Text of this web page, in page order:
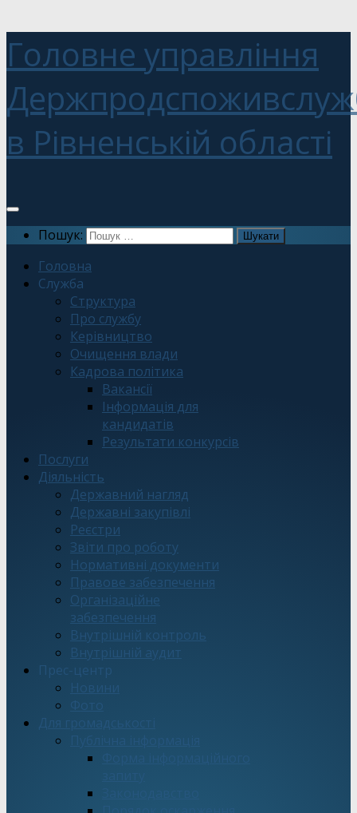
Головне управління
в Рівненській області
Пошук:
Головна
Служба
Структура
Про службу
Керівництво
Очищення влади
Кадрова політика
Вакансії
Інформація для
кандидатів
Результати конкурсів
Послуги
Діяльність
Державний нагляд
Державні закупівлі
Реєстри
Звіти про роботу
Нормативні документи
Правове забезпечення
Організаційне
забезпечення
Внутрішній контроль
Внутрішній аудит
Прес-центр
Новини
Фото
Для громадськості